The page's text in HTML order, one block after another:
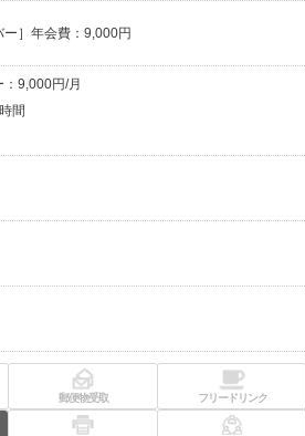
ー］年会費：9,000円
9,000円/月
間
郵便物受取 フリードリンク